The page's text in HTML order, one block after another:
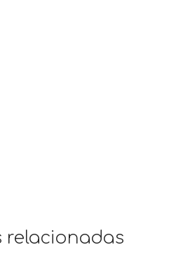
relacionadas